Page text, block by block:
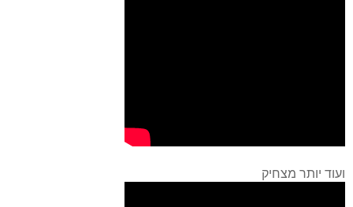
ועוד יותר מצחיק